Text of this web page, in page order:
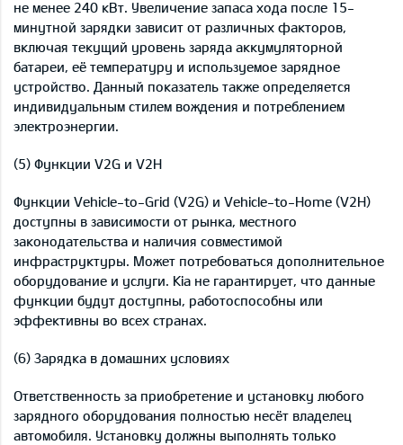
не менее 240 кВт. Увеличение запаса хода после 15-
минутной зарядки зависит от различных факторов,
включая текущий уровень заряда аккумуляторной
батареи, её температуру и используемое зарядное
устройство. Данный показатель также определяется
индивидуальным стилем вождения и потреблением
электроэнергии.
(5) Функции V2G и V2H
Функции Vehicle-to-Grid (V2G) и Vehicle-to-Home (V2H)
доступны в зависимости от рынка, местного
законодательства и наличия совместимой
инфраструктуры. Может потребоваться дополнительное
оборудование и услуги. Kia не гарантирует, что данные
функции будут доступны, работоспособны или
эффективны во всех странах.
(6) Зарядка в домашних условиях
Ответственность за приобретение и установку любого
зарядного оборудования полностью несёт владелец
автомобиля. Установку должны выполнять только